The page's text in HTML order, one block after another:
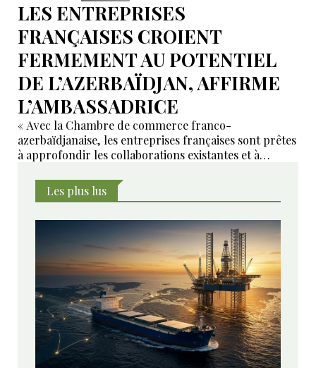
LES ENTREPRISES
FRANÇAISES CROIENT
FERMEMENT AU POTENTIEL
DE L’AZERBAÏDJAN, AFFIRME
L’AMBASSADRICE
« Avec la Chambre de commerce franco-
azerbaïdjanaise, les entreprises françaises sont prêtes
à approfondir les collaborations existantes et à
Les plus lus